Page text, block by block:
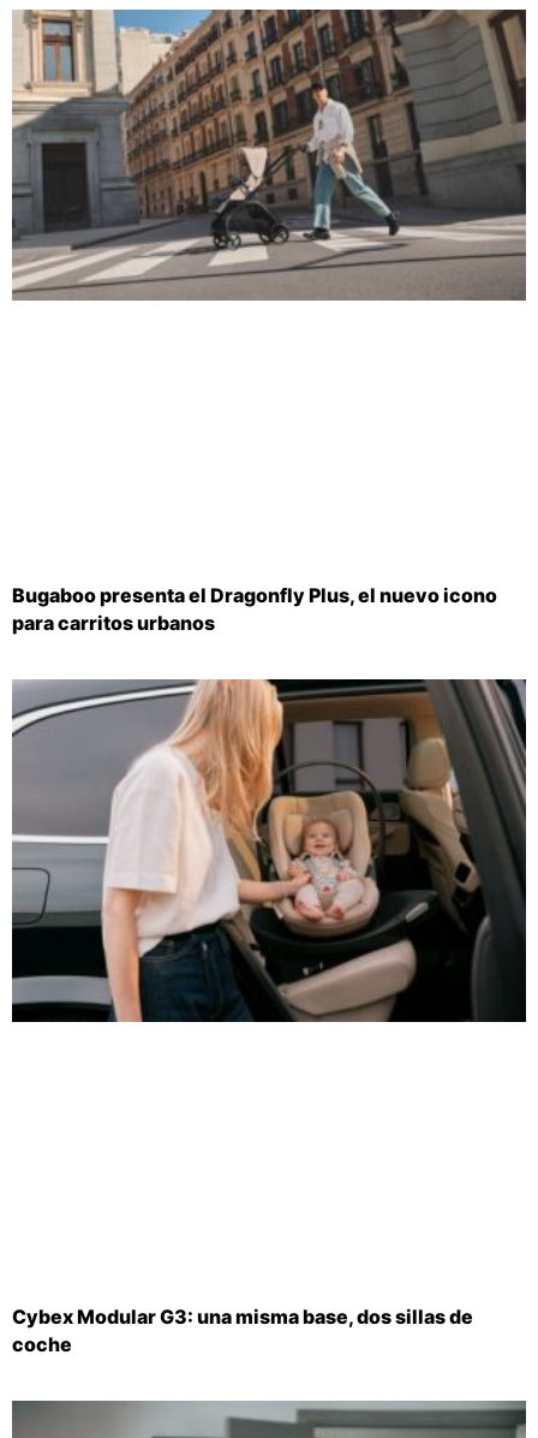
Bugaboo presenta el Dragonfly Plus, el nuevo icono
para carritos urbanos
Cybex Modular G3: una misma base, dos sillas de
coche